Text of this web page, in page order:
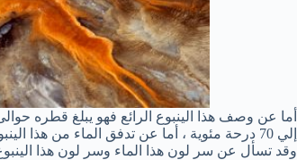
إلي 70 درحة مئوية ، أما عن تدفق الماء من هذا الينبوع فيبلغ 2100 لتر في الدقيقة الواحدة.
وقد تسأل عن سر لون هذا الماء وسر لون هذا